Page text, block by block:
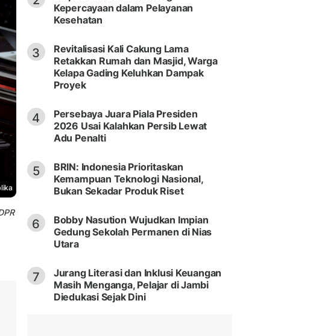
Kepercayaan dalam Pelayanan
Kesehatan
3
Revitalisasi Kali Cakung Lama
Retakkan Rumah dan Masjid, Warga
Kelapa Gading Keluhkan Dampak
Proyek
4
Persebaya Juara Piala Presiden
2026 Usai Kalahkan Persib Lewat
Adu Penalti
5
BRIN: Indonesia Prioritaskan
Kemampuan Teknologi Nasional,
Bukan Sekadar Produk Riset
6
Bobby Nasution Wujudkan Impian
Gedung Sekolah Permanen di Nias
Utara
7
Jurang Literasi dan Inklusi Keuangan
Masih Menganga, Pelajar di Jambi
Diedukasi Sejak Dini